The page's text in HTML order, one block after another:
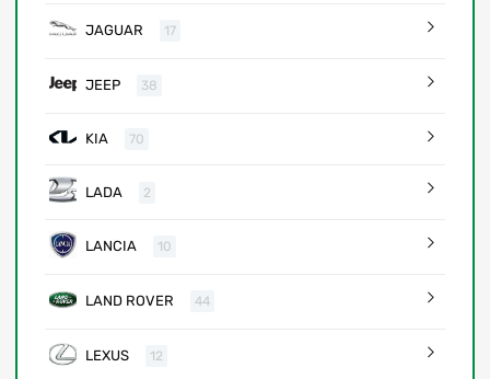
JAGUAR 17
JEEP 38
KIA 70
LADA 2
LANCIA 10
LAND ROVER 44
LEXUS 12